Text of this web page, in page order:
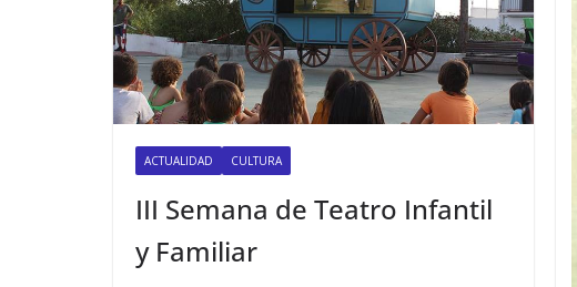
ACTUALIDAD CULTURA
III Semana de Teatro Infantil
y Familiar